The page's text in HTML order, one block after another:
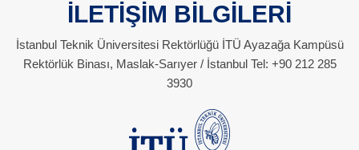
İLETİŞİM BİLGİLERİ
İstanbul Teknik Üniversitesi Rektörlüğü İTÜ Ayazağa Kampüsü
Rektörlük Binası, Maslak-Sarıyer / İstanbul Tel: +90 212 285
3930